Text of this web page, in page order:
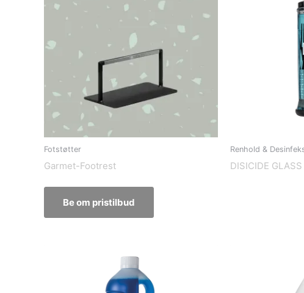
Fotstøtter
Garmet-Footrest
Be om pristilbud
Renhold &
DISICIDE